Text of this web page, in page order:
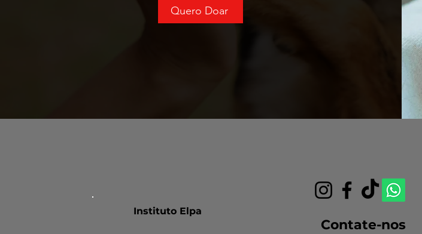
Quero Doar
Instituto Elpa
Contate-nos